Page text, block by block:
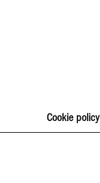
Cookie policy